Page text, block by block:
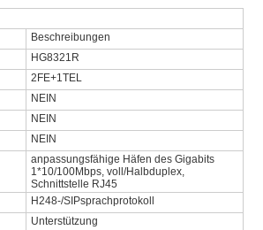
Beschreibungen
HG8321R
2FE+1TEL
NEIN
NEIN
NEIN
anpassungsfähige Häfen des Gigabits
1*10/100Mbps, voll/Halbduplex,
Schnittstelle RJ45
H248-/SIPsprachprotokoll
Unterstützung